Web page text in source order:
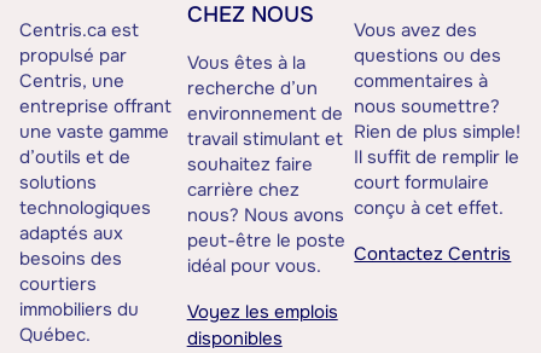
Centris.ca est
propulsé par
Centris, une
entreprise offrant
une vaste gamme
d’outils et de
solutions
technologiques
adaptés aux
besoins des
courtiers
immobiliers du
Québec.
CHEZ NOUS
Vous êtes à la
recherche d’un
environnement de
travail stimulant et
souhaitez faire
carrière chez
nous? Nous avons
peut-être le poste
idéal pour vous.
Voyez les emplois
disponibles
Vous avez des
questions ou des
commentaires à
nous soumettre?
Rien de plus simple!
Il suffit de remplir le
court formulaire
conçu à cet effet.
Contactez Centris